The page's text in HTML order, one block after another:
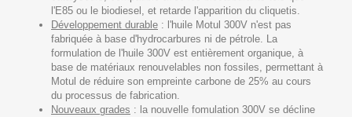
l'E85 ou le biodiesel, et retarde l'apparition du cliquetis.
Développement durable : l'huile Motul 300V n'est pas
fabriquée à base d'hydrocarbures ni de pétrole. La
formulation de l'huile 300V est entièrement organique, à
base de matériaux renouvelables non fossiles, permettant à
Motul de réduire son empreinte carbone de 25% au cours
du processus de fabrication.
Nouveaux grades : la nouvelle fomulation 300V se décline